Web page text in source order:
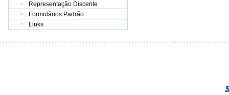
Representação Discente
Formulários Padrão
Links